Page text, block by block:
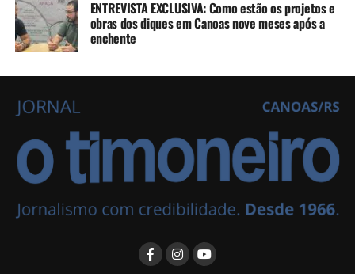
ENTREVISTA EXCLUSIVA: Como estão os projetos e
obras dos diques em Canoas nove meses após a
enchente